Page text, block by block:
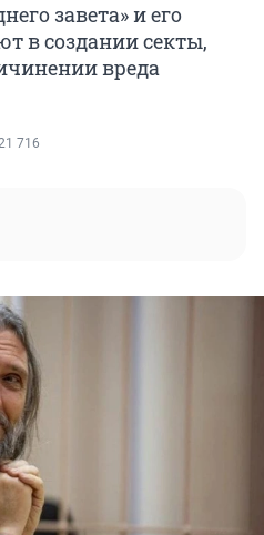
завета» и его
в создании секты,
вреда
716